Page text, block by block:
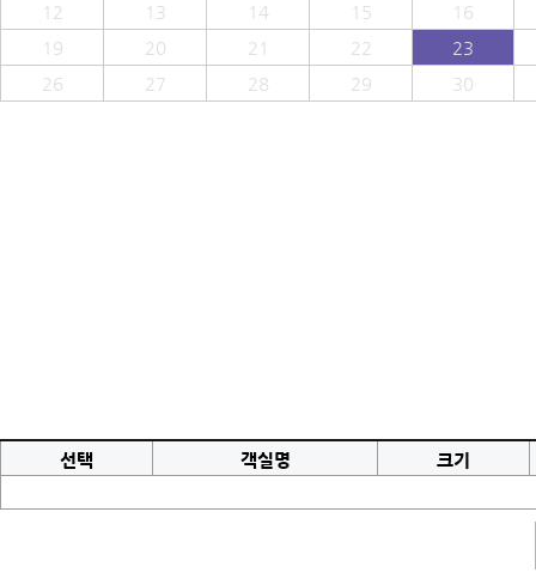
12
13 14 15
16
19
20 21 22
23
26
27 28 29 30
선택 객실명 크기